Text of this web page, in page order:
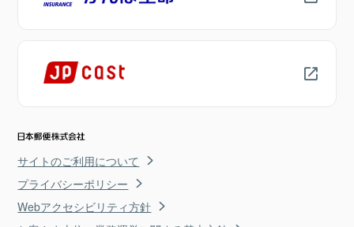
サイトのご利用について
プライバシーポリシー
Webアクセシビリティ方針